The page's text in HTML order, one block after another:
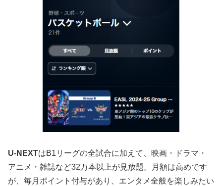
U-NEXTはB1リーグの全試合に加えて、映画・ドラマ・
アニメ・雑誌など32万本以上が見放題。月額は高めです
が、毎月ポイント付与があり、エンタメ全般を楽しみたい